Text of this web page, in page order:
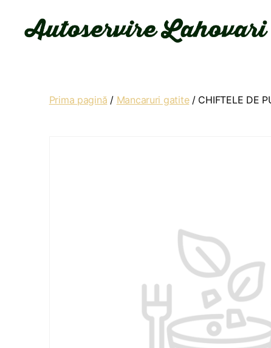
Prima pagină / Mancaruri gatite/ CHIFTELE DE